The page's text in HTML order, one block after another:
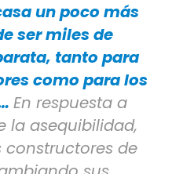
un poco más
ser miles de
tanto para
como para los
En respuesta a
la asequibilidad,
constructores de